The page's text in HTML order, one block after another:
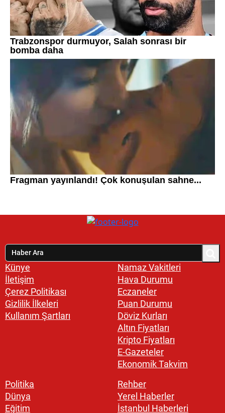
Künye
İletişim
Çerez Politikası
Gizlilik İlkeleri
Kullanım Şartları
Namaz Vakitleri
Hava Durumu
Eczaneler
Puan Durumu
Döviz Kurları
Altın Fiyatları
Kripto Fiyatları
E-Gazeteler
Ekonomik Takvim
Politika
Dünya
Eğitim
Rehber
Yerel Haberler
İstanbul Haberleri